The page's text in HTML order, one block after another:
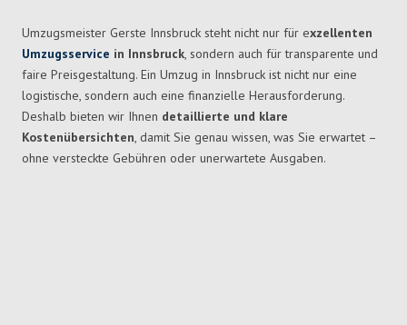
Umzugsmeister Gerste Innsbruck steht nicht nur für exzellenten
Umzugsservice in Innsbruck, sondern auch für transparente und
faire Preisgestaltung. Ein Umzug in Innsbruck ist nicht nur eine
logistische, sondern auch eine finanzielle Herausforderung.
Deshalb bieten wir Ihnen detaillierte und klare
Kostenübersichten, damit Sie genau wissen, was Sie erwartet –
ohne versteckte Gebühren oder unerwartete Ausgaben.